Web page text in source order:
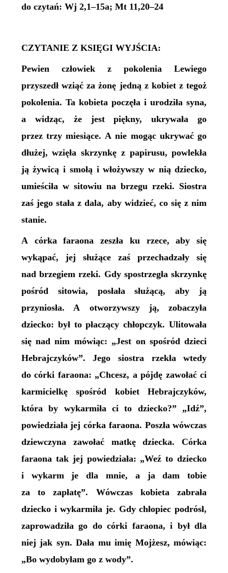
do czytań: Wj 2,1–15a; Mt 11,20–24
CZYTANIE Z KSIĘGI WYJŚCIA:
Pewien człowiek z pokolenia Lewiego
przyszedł wziąć za żonę jedną z kobiet z tegoż
pokolenia. Ta kobieta poczęła i urodziła syna,
a widząc, że jest piękny, ukrywała go
przez trzy miesiące. A nie mogąc ukrywać go
dłużej, wzięła skrzynkę z papirusu, powlekła
ją żywicą i smołą i włożywszy w nią dziecko,
umieściła w sitowiu na brzegu rzeki. Siostra
zaś jego stała z dala, aby widzieć, co się z nim
stanie.
A córka faraona zeszła ku rzece, aby się
wykąpać, jej służące zaś przechadzały się
nad brzegiem rzeki. Gdy spostrzegła skrzynkę
pośród sitowia, posłała służącą, aby ją
przyniosła. A otworzywszy ją, zobaczyła
dziecko: był to płaczący chłopczyk. Ulitowała
się nad nim mówiąc: „Jest on spośród dzieci
Hebrajczyków”. Jego siostra rzekła wtedy
do córki faraona: „Chcesz, a pójdę zawołać ci
karmicielkę spośród kobiet Hebrajczyków,
która by wykarmiła ci to dziecko?” „Idź”,
powiedziała jej córka faraona. Poszła wówczas
dziewczyna zawołać matkę dziecka. Córka
faraona tak jej powiedziała: „Weź to dziecko
i wykarm je dla mnie, a ja dam tobie
za to zapłatę”. Wówczas kobieta zabrała
dziecko i wykarmiła je. Gdy chłopiec podrósł,
zaprowadziła go do córki faraona, i był dla
niej jak syn. Dała mu imię Mojżesz, mówiąc:
„Bo wydobyłam go z wody”.